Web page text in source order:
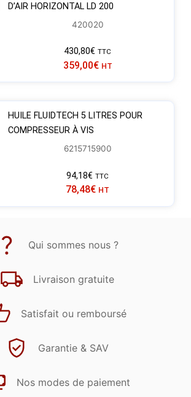
D’AIR HORIZONTAL LD 200
420020
430,80€ TTC
359,00€ HT
HUILE FLUIDTECH 5 LITRES POUR
COMPRESSEUR À VIS
6215715900
94,18€ TTC
78,48€ HT
Qui sommes nous ?
Livraison gratuite
Satisfait ou remboursé
Garantie & SAV
Nos modes de paiement